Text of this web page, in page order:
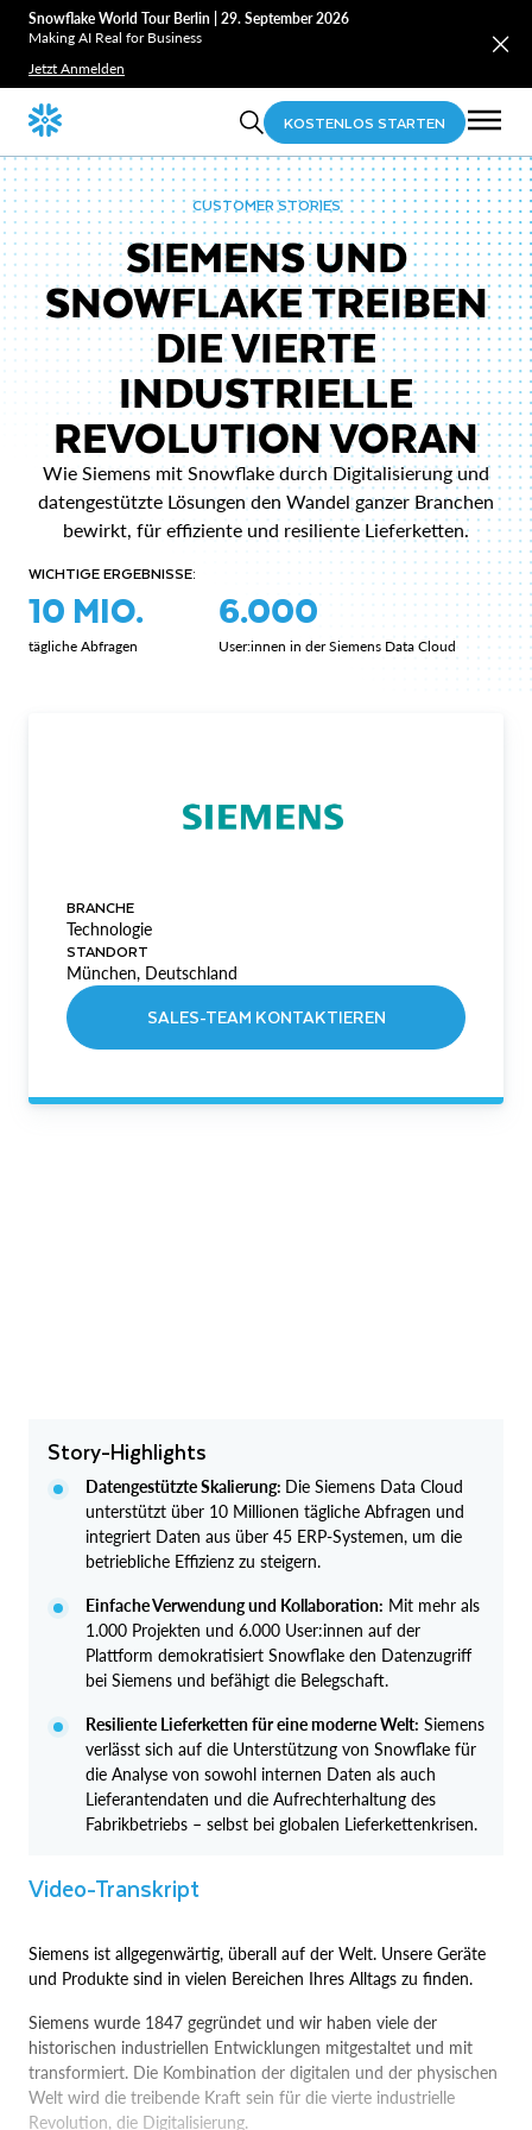
Snowflake World Tour Berlin | 29. September 2026
Making AI Real for Business
Jetzt Anmelden
KOSTENLOS STARTEN
CUSTOMER STORIES
SIEMENS UND
SNOWFLAKE TREIBEN
DIE VIERTE
INDUSTRIELLE
REVOLUTION VORAN
Wie Siemens mit Snowflake durch Digitalisierung und
datengestützte Lösungen den Wandel ganzer Branchen
bewirkt, für effiziente und resiliente Lieferketten.
WICHTIGE ERGEBNISSE:
10 MIO.
tägliche Abfragen
6.000
User:innen in der Siemens Data Cloud
BRANCHE
Technologie
STANDORT
München, Deutschland
SALES-TEAM KONTAKTIEREN
Story-Highlights
Datengestützte Skalierung: Die Siemens Data Cloud
unterstützt über 10 Millionen tägliche Abfragen und
integriert Daten aus über 45 ERP-Systemen, um die
betriebliche Effizienz zu steigern.
Einfache Verwendung und Kollaboration: Mit mehr als
1.000 Projekten und 6.000 User:innen auf der
Plattform demokratisiert Snowflake den Datenzugriff
bei Siemens und befähigt die Belegschaft.
Resiliente Lieferketten für eine moderne Welt: Siemens
verlässt sich auf die Unterstützung von Snowflake für
die Analyse von sowohl internen Daten als auch
Lieferantendaten und die Aufrechterhaltung des
Fabrikbetriebs – selbst bei globalen Lieferkettenkrisen.
Video-Transkript
Siemens ist allgegenwärtig, überall auf der Welt. Unsere Geräte
und Produkte sind in vielen Bereichen Ihres Alltags zu finden.
Siemens wurde 1847 gegründet und wir haben viele der
historischen industriellen Entwicklungen mitgestaltet und mit
transformiert. Die Kombination der digitalen und der physischen
Welt wird die treibende Kraft sein für die vierte industrielle
Revolution, die Digitalisierung.